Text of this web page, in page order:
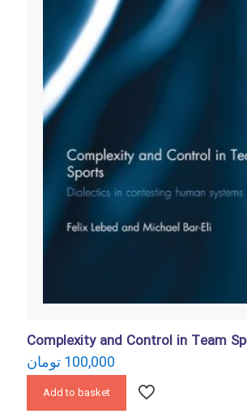
Complexity and Control in Team
100,000 تومان
Add to basket